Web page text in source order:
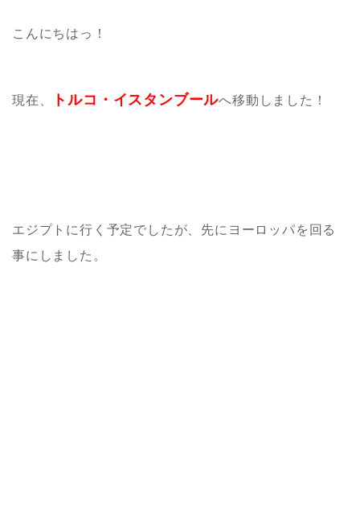
こんにちはっ！
現在、 トルコ・イスタンブールへ移動しました！
エジプトに行く予定でしたが、先にヨーロッパを回る
事にしました。